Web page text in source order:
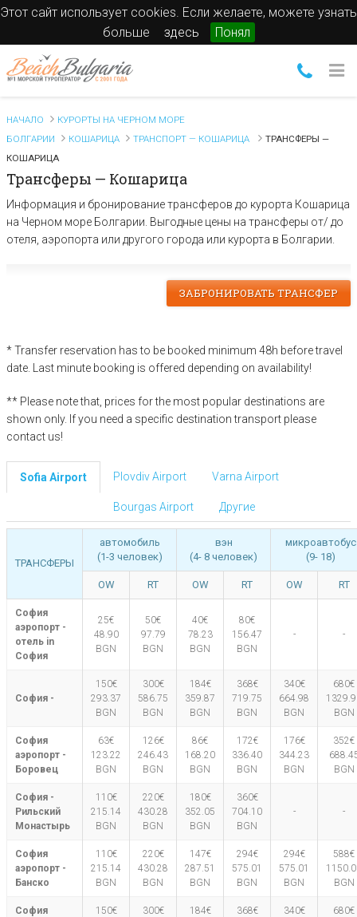
Этот сайт использует cookies. Если желаете, можете узнать
больше
здесь Понял
НАЧАЛО
КУРОРТЫ НА ЧЕРНОМ МОРЕ
БОЛГАРИИ
КОШАРИЦА ТРАНСПОРТ — КОШАРИЦА
ТРАНСФЕРЫ —
КОШАРИЦА
Трансферы — Кошарица
Информация и бронирование трансферов до курорта Кошарица
на Черном море Болгарии. Выгодные цены на трансферы от/ до
отеля, аэропорта или другого города или курорта в Болгарии.
ЗАБРОНИРОВАТЬ ТРАНСФЕР
* Transfer reservation has to be booked minimum 48h before travel
date. Last minute booking is offered depending on availability!
** Please note that, prices for the most popular destinations are
shown only. If you need a specific destination transport please
contact us!
Sofia Airport Plovdiv Airport Varna Airport
Bourgas Airport Другие
ТРАНСФЕРЫ
автомобиль
(1-3 человек)
вэн
(4- 8 человек)
микроавтобус
(9- 18)
OW RT OW RT OW RT
София
аэропорт -
отель in
София
25€
48.90
BGN
50€
97.79
BGN
40€
78.23
BGN
80€
156.47
BGN
- -
София -
150€
293.37
BGN
300€
586.75
BGN
184€
359.87
BGN
368€
719.75
BGN
340€
664.98
BGN
680€
BGN
София
аэропорт -
Боровец
63€
123.22
BGN
126€
246.43
BGN
86€
168.20
BGN
172€
336.40
BGN
176€
344.23
BGN
352€
BGN
София -
Рильский
Монастырь
110€
215.14
BGN
220€
430.28
BGN
180€
352.05
BGN
360€
704.10
BGN
- -
София
аэропорт -
Банско
110€
215.14
BGN
220€
430.28
BGN
147€
287.51
BGN
294€
575.01
BGN
294€
575.01
BGN
588€
BGN
София
150€
300€
184€
368€
340€
680€